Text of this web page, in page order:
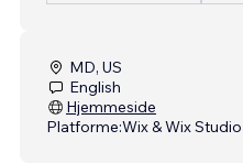
MD, US
English
Hjemmeside
Platforme:Wix & Wix Studio